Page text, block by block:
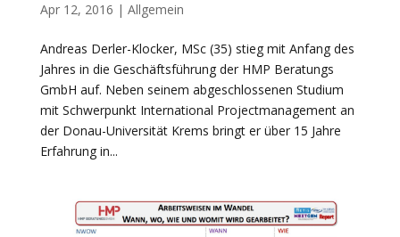
Apr 12, 2016 | Allgemein
Andreas Derler-Klocker, MSc (35) stieg mit Anfang des
Jahres in die Geschäftsführung der HMP Beratungs
GmbH auf. Neben seinem abgeschlossenen Studium
mit Schwerpunkt International Projectmanagement an
der Donau-Universität Krems bringt er über 15 Jahre
Erfahrung in...